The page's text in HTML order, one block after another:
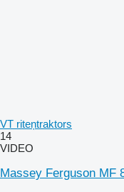
VT riteņtraktors
14
VIDEO
Massey Ferguson MF